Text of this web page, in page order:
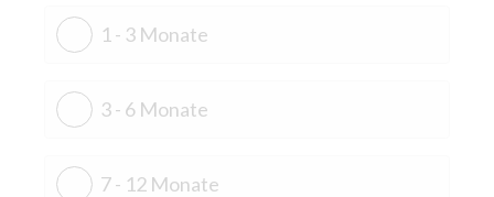
1 - 3 Monate
3 - 6 Monate
7 - 12 Monate